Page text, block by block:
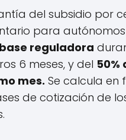
del subsidio por
para
reguladora
6 meses, y del 50%
mes. Se calcula en
de cotización de